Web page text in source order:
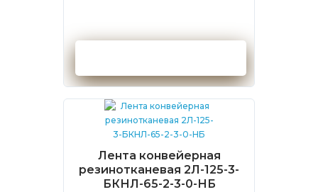
Лента конвейерная
резинотканевая 2Л-125-3-
БКНЛ-65-2-3-0-НБ